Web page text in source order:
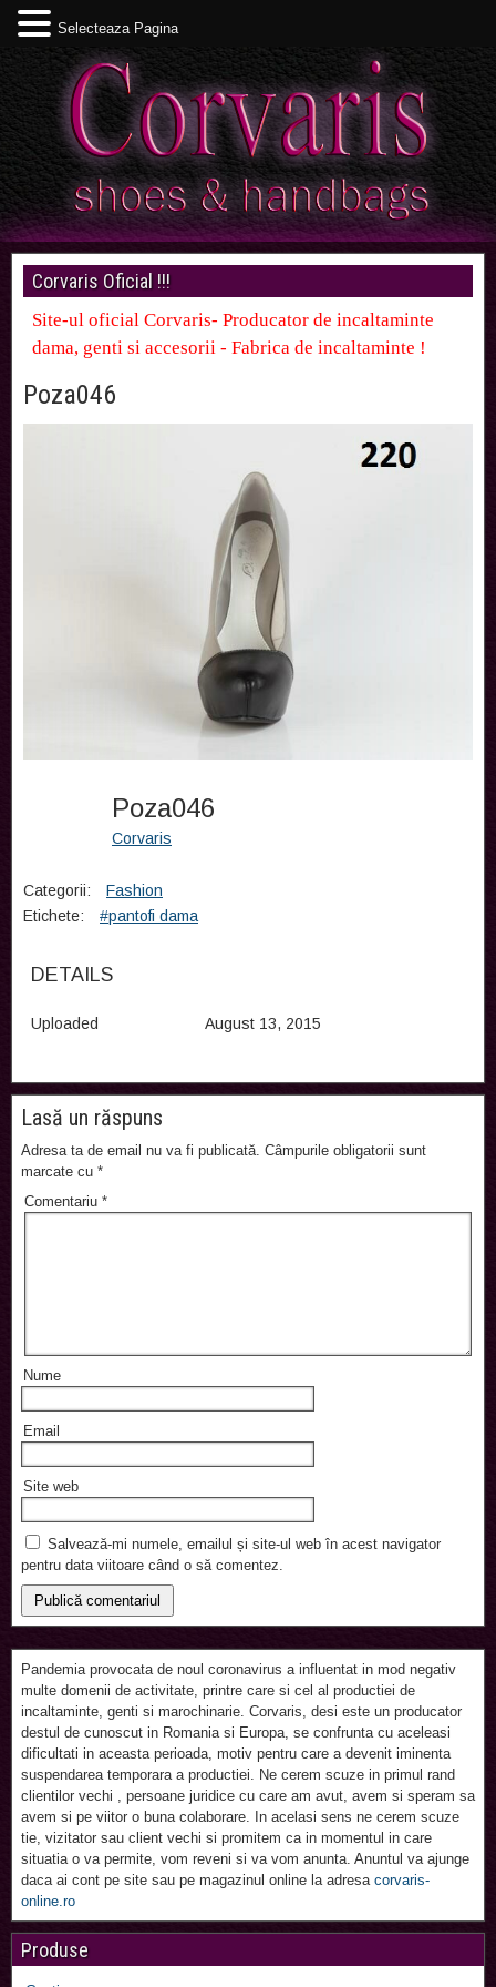
Corvaris Oficial !!!
Site-ul oficial Corvaris- Producator de incaltaminte
dama, genti si accesorii - Fabrica de incaltaminte !
Poza046
Poza046
Corvaris
Categorii:
Fashion
Etichete:
#pantofi dama
DETAILS
Uploaded August 13, 2015
Lasă un răspuns
Adresa ta de email nu va fi publicată. Câmpurile obligatorii sunt
marcate cu *
Comentariu *
Nume
Email
Site web
Salvează-mi numele, emailul și site-ul web în acest navigator
pentru data viitoare când o să comentez.
Pandemia provocata de noul coronavirus a influentat in mod negativ
multe domenii de activitate, printre care si cel al productiei de
incaltaminte, genti si marochinarie. Corvaris, desi este un producator
destul de cunoscut in Romania si Europa, se confrunta cu aceleasi
dificultati in aceasta perioada, motiv pentru care a devenit iminenta
suspendarea temporara a productiei. Ne cerem scuze in primul rand
clientilor vechi , persoane juridice cu care am avut, avem si speram sa
avem si pe viitor o buna colaborare. In acelasi sens ne cerem scuze
tie, vizitator sau client vechi si promitem ca in momentul in care
situatia o va permite, vom reveni si va vom anunta. Anuntul va ajunge
daca ai cont pe site sau pe magazinul online la adresa corvaris-
online.ro
Produse
Selecteaza Pagina